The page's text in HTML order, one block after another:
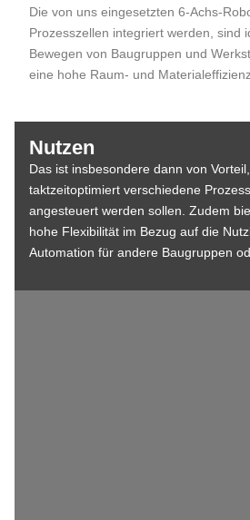
Die von uns eingesetzten 6-Achs-
Prozesszellen integriert werden, sind
Bewegen von Baugruppen und
eine hohe Raum- und
Nutzen
Das ist insbesondere dann von
taktzeitoptimiert verschiedene
angesteuert werden sollen. Zudem
hohe Flexibilität im Bezug auf die
Automation für andere Baugruppen